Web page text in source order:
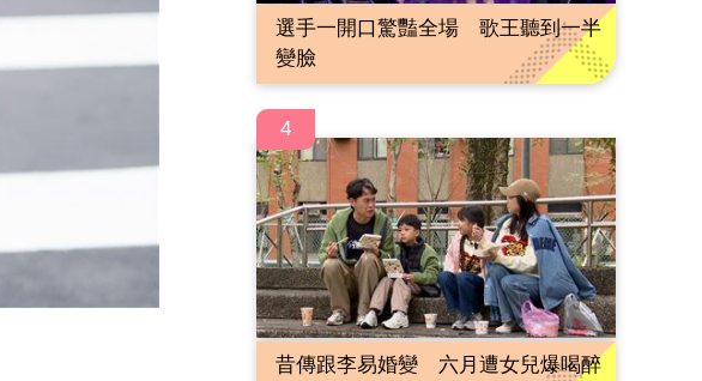
選手一開口驚豔全場 歌王聽到一半
變臉
4
昔傳跟李易婚變 六月遭女兒爆喝醉